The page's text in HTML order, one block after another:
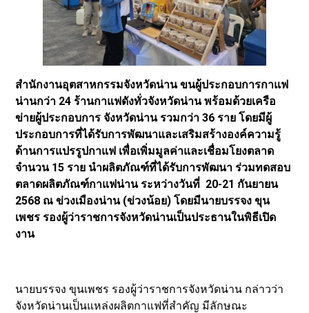
สำนักงานอุตสาหกรรมจังหวัดน่าน ขนผู้ประกอบการกาแฟ
น่านกว่า 24 ร้านกาแฟดังทั่วจังหวัดน่าน พร้อมด้วยเครือ
ข่ายผู้ประกอบการ จังหวัดน่าน รวมกว่า 36 ราย โดยมีผู้
ประกอบการที่ได้รับการพัฒนาและเสริมสร้างองค์ความรู้
ด้านการแปรรูปกาแฟ เพื่อเพิ่มมูลค่าและเชื่อมโยงตลาด
จำนวน 15 ราย นำผลิตภัณฑ์ที่ได้รับการพัฒนา ร่วมทดสอบ
ตลาดผลิตภัณฑ์กาแฟน่าน ระหว่างวันที่ 20-21 กันยายน
2568 ณ ข่วงเมืองน่าน (ข่วงน้อย) โดยมีนายบรรจง ขุน
เพชร รองผู้ว่าราชการจังหวัดน่านเป็นประธานในพิธีเปิด
งาน
นายบรรจง ขุนเพชร รองผู้ว่าราชการจังหวัดน่าน กล่าวว่า
จังหวัดน่านเป็นแหล่งผลิตกาแฟที่สำคัญ มีลักษณะ